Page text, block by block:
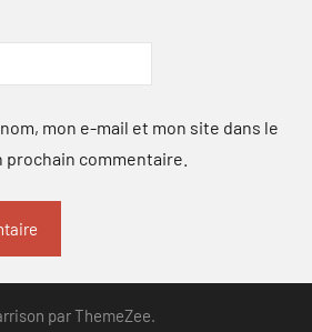
mon e-mail et mon site dans le
commentaire.
par ThemeZee.